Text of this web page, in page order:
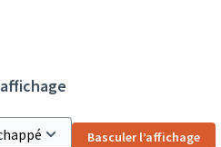
Basculer l’affichage